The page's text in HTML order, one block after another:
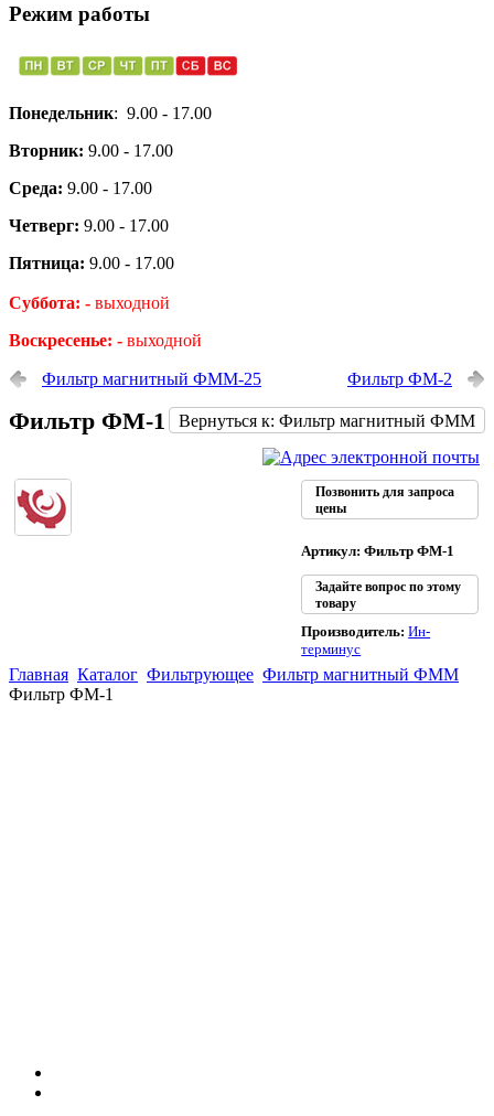
Режим работы
Понедельник: 9.00 - 17.00
Вторник: 9.00 - 17.00
Среда: 9.00 - 17.00
Четверг: 9.00 - 17.00
Пятница: 9.00 - 17.00
Суббота: - выходной
Воскресенье: - выходной
Фильтр магнитный ФММ-25 Фильтр ФМ-2
Вернуться к: Фильтр магнитный ФММ
Фильтр ФМ-1
Позвонить для запроса
цены
Артикул: Фильтр ФМ-1
Задайте вопрос по этому
товару
Производитель:Ин-
терминус
Главная Каталог Фильтрующее Фильтр магнитный ФММ
Фильтр ФМ-1